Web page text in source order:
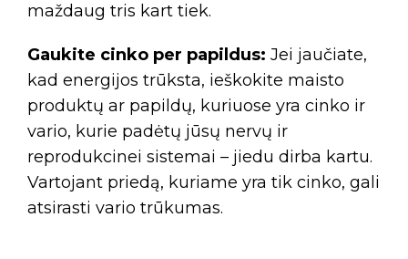
maždaug tris kart tiek.
Gaukite cinko per papildus: Jei jaučiate,
kad energijos trūksta, ieškokite maisto
produktų ar papildų, kuriuose yra cinko ir
vario, kurie padėtų jūsų nervų ir
reprodukcinei sistemai – jiedu dirba kartu.
Vartojant priedą, kuriame yra tik cinko, gali
atsirasti vario trūkumas.